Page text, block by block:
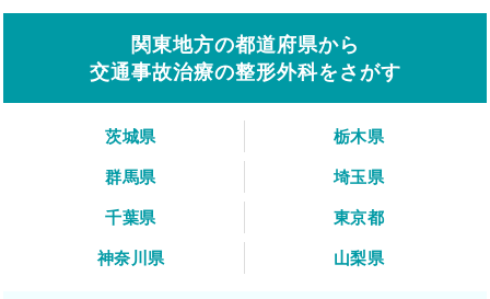
関東地方の都道府県から
交通事故治療の整形外科をさがす
茨城県
栃木県
群馬県
埼玉県
千葉県
東京都
神奈川県
山梨県